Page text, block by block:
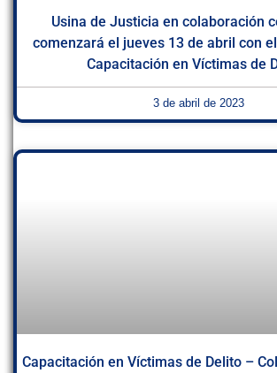
Usina de Justicia en colaboración
comenzará el jueves 13 de abril con
Capacitación en Víctimas de
3 de abril de 2023
Capacitación en Víctimas de Delito –